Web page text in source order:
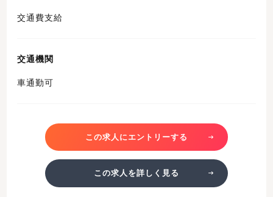
交通費支給
交通機関
車通勤可
この求人にエントリーする
この求人を詳しく見る